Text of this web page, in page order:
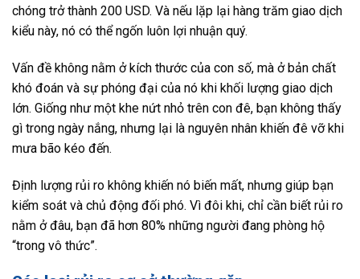
chóng trở thành 200 USD. Và nếu lặp lại hàng trăm giao dịch
kiểu này, nó có thể ngốn luôn lợi nhuận quý.
Vấn đề không nằm ở kích thước của con số, mà ở bản chất
khó đoán và sự phóng đại của nó khi khối lượng giao dịch
lớn. Giống như một khe nứt nhỏ trên con đê, bạn không thấy
gì trong ngày nắng, nhưng lại là nguyên nhân khiến đê vỡ khi
mưa bão kéo đến.
Định lượng rủi ro không khiến nó biến mất, nhưng giúp bạn
kiểm soát và chủ động đối phó. Vì đôi khi, chỉ cần biết rủi ro
nằm ở đâu, bạn đã hơn 80% những người đang phòng hộ
“trong vô thức”.